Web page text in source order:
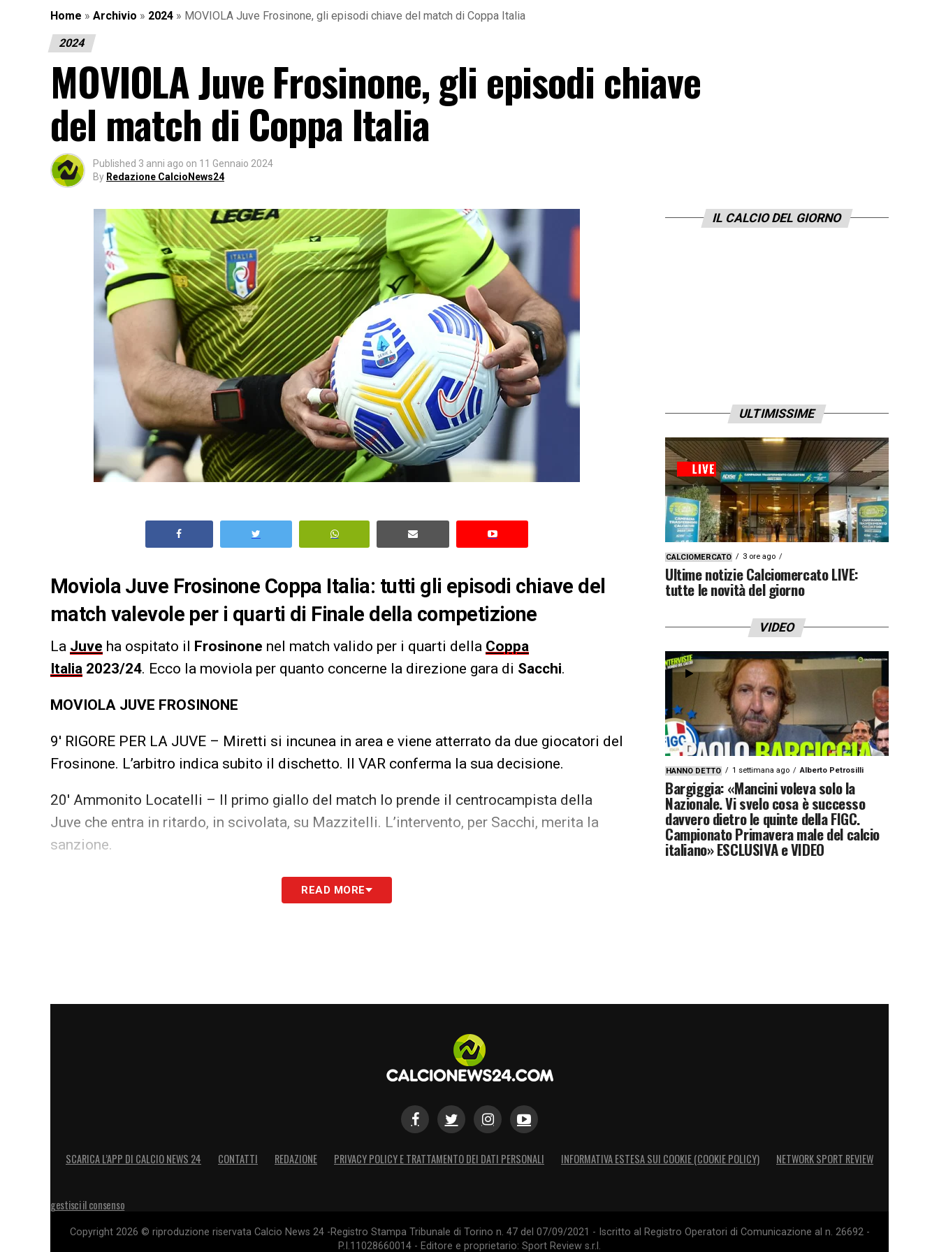
Home » Archivio » 2024 » MOVIOLA Juve Frosinone, gli episodi chiave del match di Coppa Italia
2024
MOVIOLA Juve Frosinone, gli episodi chiave
del match di Coppa Italia
Published 3 anni ago on 11 Gennaio 2024
By Redazione CalcioNews24
Moviola Juve Frosinone Coppa Italia: tutti gli episodi chiave del
match valevole per i quarti di Finale della competizione
La Juve ha ospitato il Frosinone nel match valido per i quarti della Coppa
Italia 2023/24. Ecco la moviola per quanto concerne la direzione gara di Sacchi.
MOVIOLA JUVE FROSINONE
9′ RIGORE PER LA JUVE – Miretti si incunea in area e viene atterrato da due giocatori del
Frosinone. L’arbitro indica subito il dischetto. Il VAR conferma la sua decisione.
20′ Ammonito Locatelli – Il primo giallo del match lo prende il centrocampista della
Juve che entra in ritardo, in scivolata, su Mazzitelli. L’intervento, per Sacchi, merita la
sanzione.
32′ Ammonito Kostic – Intervento in scivolata su Okoli e secondo giallo nelle file della
READ MORE
IL CALCIO DEL GIORNO
ULTIMISSIME
CALCIOMERCATO 3 ore ago
Ultime notizie Calciomercato LIVE:
tutte le novità del giorno
VIDEO
HANNO DETTO 1 settimana ago Alberto Petrosilli
Bargiggia: «Mancini voleva solo la
Nazionale. Vi svelo cosa è successo
davvero dietro le quinte della FIGC.
Campionato Primavera male del calcio
italiano» ESCLUSIVA e VIDEO
SCARICA L’APP DI CALCIO NEWS 24 CONTATTI REDAZIONE PRIVACY POLICY E TRATTAMENTO DEI DATI PERSONALI INFORMATIVA ESTESA SUI COOKIE (COOKIE POLICY) NETWORK SPORT REVIEW
gestisci il consenso
Copyright 2026 © riproduzione riservata Calcio News 24 -Registro Stampa Tribunale di Torino n. 47 del 07/09/2021 - Iscritto al Registro Operatori di Comunicazione al n. 26692 -
P.I.11028660014 - Editore e proprietario: Sport Review s.r.l.